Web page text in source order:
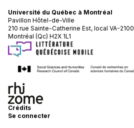
Université du Québec à Montréal
Pavillon Hôtel-de-Ville
210 rue Sainte-Catherine Est, local VA-2100
Montréal (Qc) H2X 1L1
Crédits
Se connecter